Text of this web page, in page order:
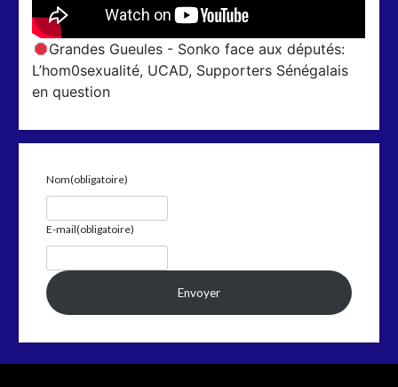
Grandes Gueules - Sonko face aux députés:
L’hom0sexualité, UCAD, Supporters Sénégalais
en question
Nom(obligatoire)
E-mail(obligatoire)
Envoyer